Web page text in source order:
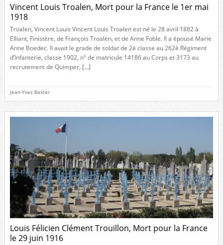
Vincent Louis Troalen, Mort pour la France le 1er mai
1918
Troalen, Vincent Louis Vincent Louis Troalen est né le 28 avril 1882 à
Elliant, Finistère, de François Troalen, et de Anne Foble. Il a épousé Marie
Anne Boedec. Il avait le grade de soldat de 2è classe au 262è Régiment
d’Infanterie, classe 1902, n° de matricule 14186 au Corps et 3173 au
recrutement de Quimper, […]
Jean-Yves Baxter
Louis Félicien Clément Trouillon, Mort pour la France
le 29 juin 1916